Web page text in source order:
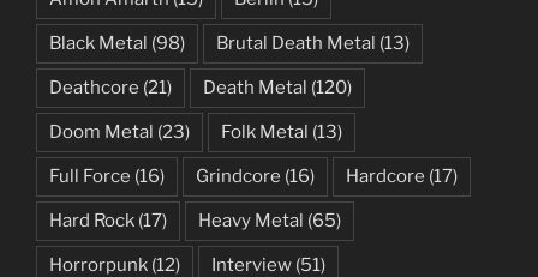
Black Metal (98) Brutal Death Metal (13)
Deathcore (21) Death Metal (120)
Doom Metal (23) Folk Metal (13)
Full Force (16) Grindcore (16) Hardcore (17)
Hard Rock (17) Heavy Metal (65)
Horrorpunk (12) Interview (51)